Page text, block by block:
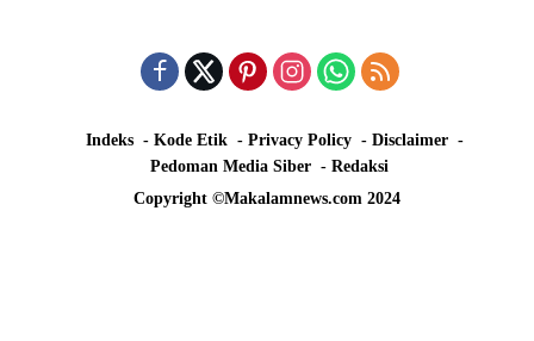
Indeks Kode Etik Privacy Policy
Disclaimer
Pedoman Media Siber
Redaksi
Copyright ©Makalamnews.com 2024